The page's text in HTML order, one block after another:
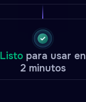
Listo para usar en
2 minutos